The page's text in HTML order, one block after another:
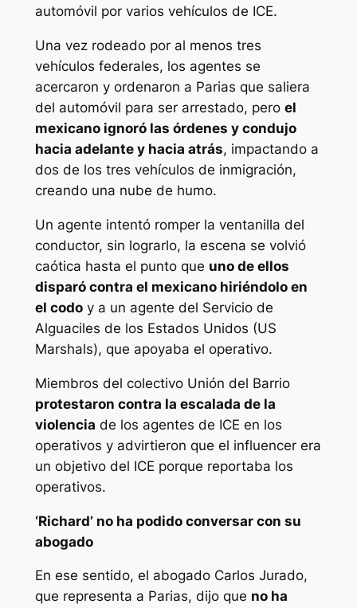
automóvil por varios vehículos de ICE.
Una vez rodeado por al menos tres
vehículos federales, los agentes se
acercaron y ordenaron a Parias que saliera
del automóvil para ser arrestado, pero el
mexicano ignoró las órdenes y condujo
hacia adelante y hacia atrás, impactando a
dos de los tres vehículos de inmigración,
creando una nube de humo.
Un agente intentó romper la ventanilla del
conductor, sin lograrlo, la escena se volvió
caótica hasta el punto que uno de ellos
disparó contra el mexicano hiriéndolo en
el codoy a un agente del Servicio de
Alguaciles de los Estados Unidos (US
Marshals), que apoyaba el operativo.
Miembros del colectivo Unión del Barrio
protestaron contra la escalada de la
violencia de los agentes de ICE en los
operativos y advirtieron que el influencer era
un objetivo del ICE porque reportaba los
operativos.
‘Richard’ no ha podido conversar con su
abogado
En ese sentido, el abogado Carlos Jurado,
que representa a Parias, dijo que no ha